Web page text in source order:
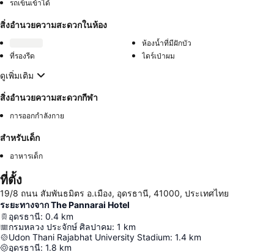
รถเข็นเข้าได้
สิ่งอำนวยความสะดวกในห้อง
ห้องน้ำที่มีฝักบัว
ที่รองรีด
ไดร์เป่าผม
ดูเพิ่มเติม
สิ่งอำนวยความสะดวกกีฬา
การออกกำลังกาย
สำหรับเด็ก
อาหารเด็ก
ที่ตั้ง
19/8 ถนน สัมพันธมิตร อ.เมือง, อุดรธานี, 41000, ประเทศไทย
ระยะทางจาก The Pannarai Hotel
อุดรธานี: 0.4 km
กรมหลวง ประจักษ์ ศิลปาคม: 1 km
Udon Thani Rajabhat University Stadium: 1.4 km
อุดรธานี: 1.8 km